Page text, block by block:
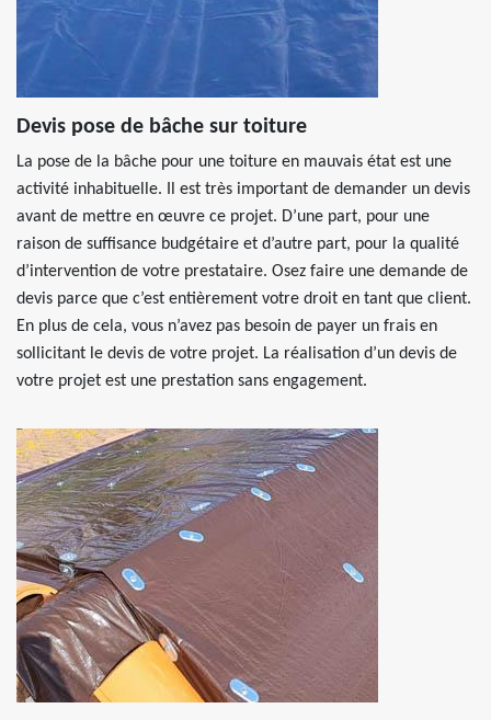
Devis pose de bâche sur toiture
La pose de la bâche pour une toiture en mauvais état est une
activité inhabituelle. Il est très important de demander un devis
avant de mettre en œuvre ce projet. D’une part, pour une
raison de suffisance budgétaire et d’autre part, pour la qualité
d’intervention de votre prestataire. Osez faire une demande de
devis parce que c’est entièrement votre droit en tant que client.
En plus de cela, vous n’avez pas besoin de payer un frais en
sollicitant le devis de votre projet. La réalisation d’un devis de
votre projet est une prestation sans engagement.